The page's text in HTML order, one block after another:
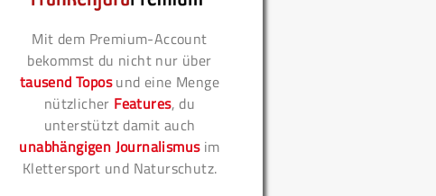
Mit dem Premium-Account
bekommst du nicht nur über
tausend Toposund eine Menge
nützlicher Features, du
unterstützt damit auch
unabhängigen Journalismusim
Klettersport und Naturschutz.